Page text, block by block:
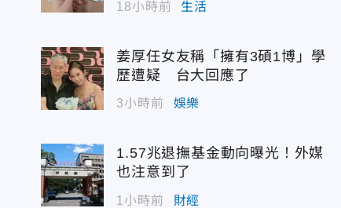
18小時前 生活
姜厚任女友稱「擁有3碩1博」學
歷遭疑 台大回應了
3小時前 娛樂
1.57兆退撫基金動向曝光！外媒
也注意到了
1小時前 財經